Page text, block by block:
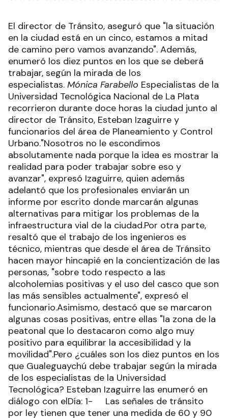
El director de Tránsito, aseguró que "la situación
en la ciudad está en un cinco, estamos a mitad
de camino pero vamos avanzando". Además,
enumeró los diez puntos en los que se deberá
trabajar, según la mirada de los
especialistas. Mónica Farabello Especialistas de la
Universidad Tecnológica Nacional de La Plata
recorrieron durante doce horas la ciudad junto al
director de Tránsito, Esteban Izaguirre y
funcionarios del área de Planeamiento y Control
Urbano."Nosotros no le escondimos
absolutamente nada porque la idea es mostrar la
realidad para poder trabajar sobre eso y
avanzar", expresó Izaguirre, quien además
adelantó que los profesionales enviarán un
informe por escrito donde marcarán algunas
alternativas para mitigar los problemas de la
infraestructura vial de la ciudad.Por otra parte,
resaltó que el trabajo de los ingenieros es
técnico, mientras que desde el área de Tránsito
hacen mayor hincapié en la concientización de las
personas, "sobre todo respecto a las
alcoholemias positivas y el uso del casco que son
las más sensibles actualmente", expresó el
funcionario.Asimismo, destacó que se marcaron
algunas cosas positivas, entre ellas "la zona de la
peatonal que lo destacaron como algo muy
positivo para equilibrar la accesibilidad y la
movilidad".Pero ¿cuáles son los diez puntos en los
que Gualeguaychú debe trabajar según la mirada
de los especialistas de la Universidad
Tecnológica? Esteban Izaguirre las enumeró en
diálogo con elDía: 1- Las señales de tránsito
por ley tienen que tener una medida de 60 y 90